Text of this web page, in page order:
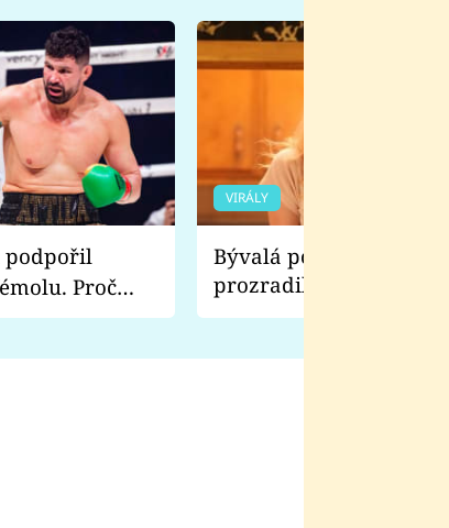
Proč
s ním než
VIRÁLY
Bývalá pornoherečka
prozradila, co ji
natáčení Euforie.